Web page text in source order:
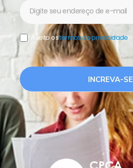
Aceito ostermos de privacidade.
INCREVA-SE